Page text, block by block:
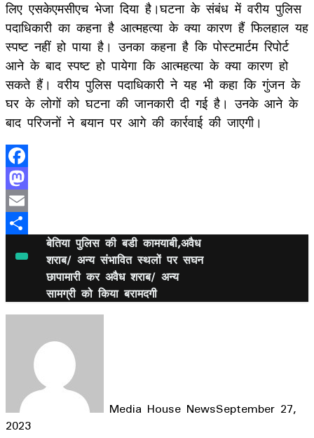
लिए एसकेएमसीएच भेजा दिया है।घटना के संबंध में वरीय पुलिस
पदाधिकारी का कहना है आत्महत्या के क्या कारण हैं फिलहाल यह
स्पष्ट नहीं हो पाया है। उनका कहना है कि पोस्टमार्टम रिपोर्ट
आने के बाद स्पष्ट हो पायेगा कि आत्महत्या के क्या कारण हो
सकते हैं। वरीय पुलिस पदाधिकारी ने यह भी कहा कि गुंजन के
घर के लोगों को घटना की जानकारी दी गई है। उनके आने के
बाद परिजनों ने बयान पर आगे की कार्रवाई की जाएगी।
Facebook
Mastodon
Email
बेतिया पुलिस की बडी कामयाबी,अवैध
शराब/ अन्य संभावित स्थलों पर सघन
छापामारी कर अवैध शराब/ अन्य
सामग्री को किया बरामदगी
Media House NewsSeptember 27,
2023